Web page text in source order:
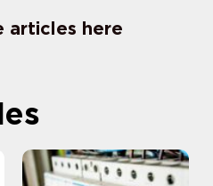
articles here